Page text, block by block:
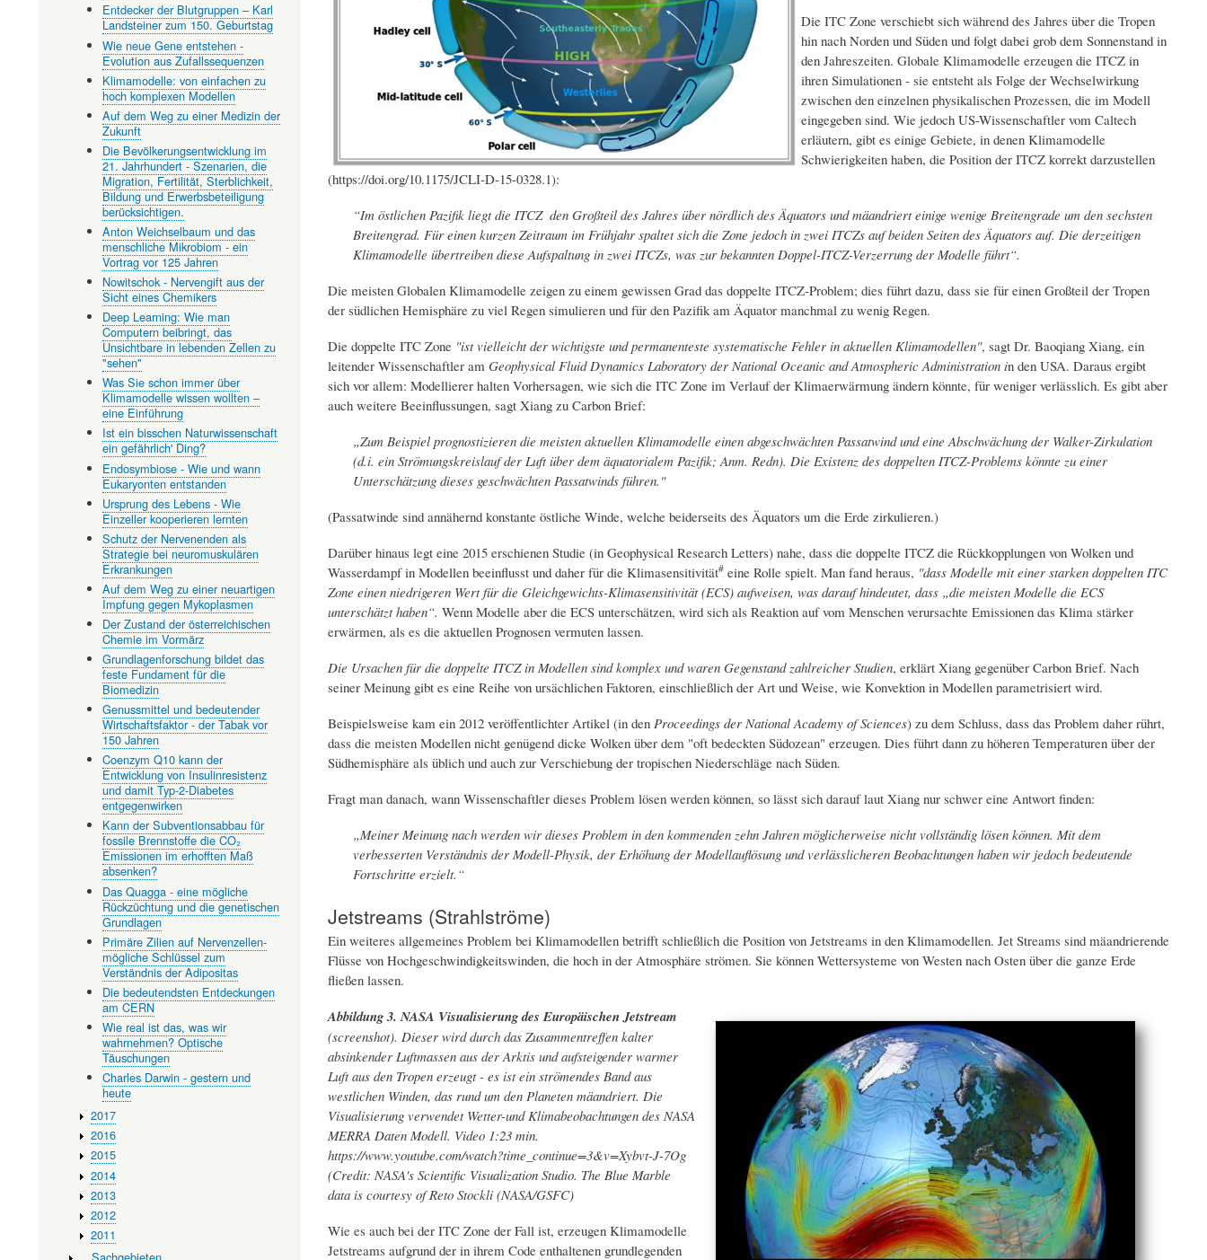
Die ITC Zone ​​verschiebt sich während des Jahres über die Tropen
hin nach Norden und Süden und folgt dabei grob dem Sonnenstand in
den Jahreszeiten. Globale Klimamodelle erzeugen die ITCZ ​​in
ihren Simulationen - sie entsteht als Folge der Wechselwirkung
zwischen den einzelnen physikalischen Prozessen, die im Modell
eingegeben sind. Wie jedoch US-Wissenschaftler vom Caltech
erläutern, gibt es einige Gebiete, in denen Klimamodelle
Schwierigkeiten haben, die Position der ITCZ ​​korrekt darzustellen
(https://doi.org/10.1175/JCLI-D-15-0328.1):
“Im östlichen Pazifik liegt die ITCZ ​​ den Großteil des Jahres über nördlich des Äquators und mäandriert einige wenige Breitengrade um den sechsten
Breitengrad. Für einen kurzen Zeitraum im Frühjahr spaltet sich die Zone jedoch in zwei ITCZs auf beiden Seiten des Äquators auf. Die derzeitigen
Klimamodelle übertreiben diese Aufspaltung in zwei ITCZs, was zur bekannten Doppel-ITCZ-Verzerrung der Modelle führt“.
Die meisten Globalen Klimamodelle zeigen zu einem gewissen Grad das doppelte ITCZ-Problem; dies führt dazu, dass sie für einen Großteil der Tropen
der südlichen Hemisphäre zu viel Regen simulieren und für den Pazifik am Äquator manchmal zu wenig Regen.
Die doppelte ITC Zone ​​ "ist vielleicht der wichtigste und permanenteste systematische Fehler in aktuellen Klimamodellen", sagt Dr. Baoqiang Xiang, ein
leitender Wissenschaftler am Geophysical Fluid Dynamics Laboratory der National Oceanic and Atmospheric Administration in den USA. Daraus ergibt
sich vor allem: Modellierer halten Vorhersagen, wie sich die ITC Zone ​​im Verlauf der Klimaerwärmung ändern könnte, für weniger verlässlich. Es gibt aber
auch weitere Beeinflussungen, sagt Xiang zu Carbon Brief:
„Zum Beispiel prognostizieren die meisten aktuellen Klimamodelle einen abgeschwächten Passatwind und eine Abschwächung der Walker-Zirkulation
(d.i. ein Strömungskreislauf der Luft über dem äquatorialem Pazifik; Anm. Redn). Die Existenz des doppelten ITCZ-Problems könnte zu einer
Unterschätzung dieses geschwächten Passatwinds führen."
(Passatwinde sind annähernd konstante östliche Winde, welche beiderseits des Äquators um die Erde zirkulieren.)
Darüber hinaus legt eine 2015 erschienen Studie (in Geophysical Research Letters) nahe, dass die doppelte ITCZ die Rückkopplungen von Wolken und
Wasserdampf in Modellen beeinflusst und daher für die Klimasensitivität#eine Rolle spielt. Man fand heraus, "dass Modelle mit einer starken doppelten ITC
Zone ​​einen niedrigeren Wert für die Gleichgewichts-Klimasensitivität (ECS) aufweisen, was darauf hindeutet, dass „die meisten Modelle die ECS
unterschätzt haben“. Wenn Modelle aber die ECS unterschätzen, wird sich als Reaktion auf vom Menschen verursachte Emissionen das Klima stärker
erwärmen, als es die aktuellen Prognosen vermuten lassen.
Die Ursachen für die doppelte ITCZ ​​in Modellen sind komplex und waren Gegenstand zahlreicher Studien, erklärt Xiang gegenüber Carbon Brief. Nach
seiner Meinung gibt es eine Reihe von ursächlichen Faktoren, einschließlich der Art und Weise, wie Konvektion in Modellen parametrisiert wird.
Beispielsweise kam ein 2012 veröffentlichter Artikel (in denProceedings der National Academy of Sciences) zu dem Schluss, dass das Problem daher rührt,
dass die meisten Modellen nicht genügend dicke Wolken über dem "oft bedeckten Südozean" erzeugen. Dies führt dann zu höheren Temperaturen über der
Südhemisphäre als üblich und auch zur Verschiebung der tropischen Niederschläge nach Süden.
Fragt man danach, wann Wissenschaftler dieses Problem lösen werden können, so lässt sich darauf laut Xiang nur schwer eine Antwort finden:
„Meiner Meinung nach werden wir dieses Problem in den kommenden zehn Jahren möglicherweise nicht vollständig lösen können. Mit dem
verbesserten Verständnis der Modell-Physik, der Erhöhung der Modellauflösung und verlässlicheren Beobachtungen haben wir jedoch bedeutende
Fortschritte erzielt.“
Jetstreams (Strahlströme)
Ein weiteres allgemeines Problem bei Klimamodellen betrifft schließlich die Position von Jetstreams in den Klimamodellen. Jet Streams sind mäandrierende
Flüsse von Hochgeschwindigkeitswinden, die hoch in der Atmosphäre strömen. Sie können Wettersysteme von Westen nach Osten über die ganze Erde
fließen lassen.
Abbildung 3. NASA Visualisierung des Europäischen Jetstream
(screenshot). Dieser wird durch das Zusammentreffen kalter
absinkender Luftmassen aus der Arktis und aufsteigender warmer
Luft aus den Tropen erzeugt - es ist ein strömendes Band aus
westlichen Winden, das rund um den Planeten mäandriert. Die
Visualisierung verwendet Wetter-und Klimabeobachtungen des NASA
MERRA Daten Modell. Video 1:23 min.
https://www.youtube.com/watch?time_continue=3&v=Xybvt-J-7Og
(Credit: NASA's Scientific Visualization Studio. The Blue Marble
data is courtesy of Reto Stockli (NASA/GSFC)
Wie es auch bei der ITC Zone der Fall ist, ​​erzeugen Klimamodelle
Jetstreams aufgrund der in ihrem Code enthaltenen grundlegenden
Entdecker der Blutgruppen – Karl
Landsteiner zum 150. Geburtstag
Wie neue Gene entstehen -
Evolution aus Zufallssequenzen
Klimamodelle: von einfachen zu
hoch komplexen Modellen
Auf dem Weg zu einer Medizin der
Zukunft
Die Bevölkerungsentwicklung im
21. Jahrhundert - Szenarien, die
Migration, Fertilität, Sterblichkeit,
Bildung und Erwerbsbeteiligung
berücksichtigen.
Anton Weichselbaum und das
menschliche Mikrobiom - ein
Vortrag vor 125 Jahren
Nowitschok - Nervengift aus der
Sicht eines Chemikers
Deep Learning: Wie man
Computern beibringt, das
Unsichtbare in lebenden Zellen zu
"sehen"
Was Sie schon immer über
Klimamodelle wissen wollten –
eine Einführung
Ist ein bisschen Naturwissenschaft
ein gefährlich' Ding?
Endosymbiose - Wie und wann
Eukaryonten entstanden
Ursprung des Lebens - Wie
Einzeller kooperieren lernten
Schutz der Nervenenden als
Strategie bei neuromuskulären
Erkrankungen
Auf dem Weg zu einer neuartigen
Impfung gegen Mykoplasmen
Der Zustand der österreichischen
Chemie im Vormärz
Grundlagenforschung bildet das
feste Fundament für die
Biomedizin
Genussmittel und bedeutender
Wirtschaftsfaktor - der Tabak vor
150 Jahren
Coenzym Q10 kann der
Entwicklung von Insulinresistenz
und damit Typ-2-Diabetes
entgegenwirken
Kann der Subventionsabbau für
fossile Brennstoffe die CO₂
Emissionen im erhofften Maß
absenken?
Das Quagga - eine mögliche
Rückzüchtung und die genetischen
Grundlagen
Primäre Zilien auf Nervenzellen-
mögliche Schlüssel zum
Verständnis der Adipositas
Die bedeutendsten Entdeckungen
am CERN
Wie real ist das, was wir
wahrnehmen? Optische
Täuschungen
Charles Darwin - gestern und
heute
2017
2016
2015
2014
2013
2012
2011